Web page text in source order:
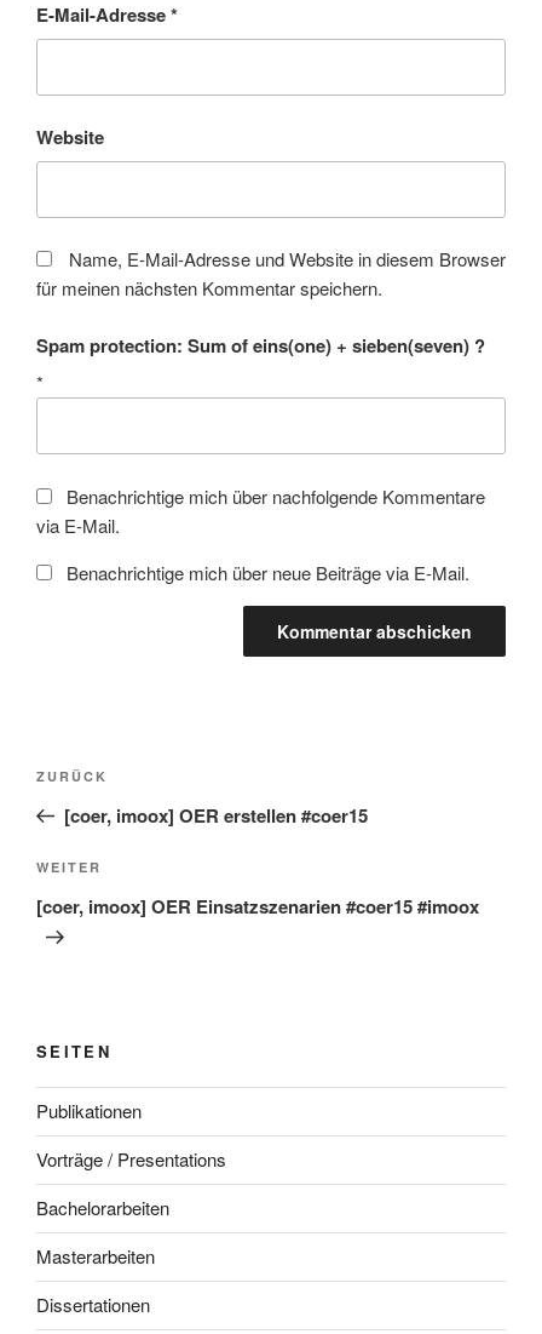
E-Mail-Adresse*
Website
Name, E-Mail-Adresse und Website in diesem Browser
für meinen nächsten Kommentar speichern.
Spam protection: Sum of eins(one) + sieben(seven) ?
*
Benachrichtige mich über nachfolgende Kommentare
via E-Mail.
Benachrichtige mich über neue Beiträge via E-Mail.
Beitragsnavigation
Vorheriger
Beitrag
ZURÜCK
[coer, imoox] OER erstellen #coer15
Nächster
Beitrag
WEITER
[coer, imoox] OER Einsatzszenarien #coer15 #imoox
SEITEN
Publikationen
Vorträge / Presentations
Bachelorarbeiten
Masterarbeiten
Dissertationen